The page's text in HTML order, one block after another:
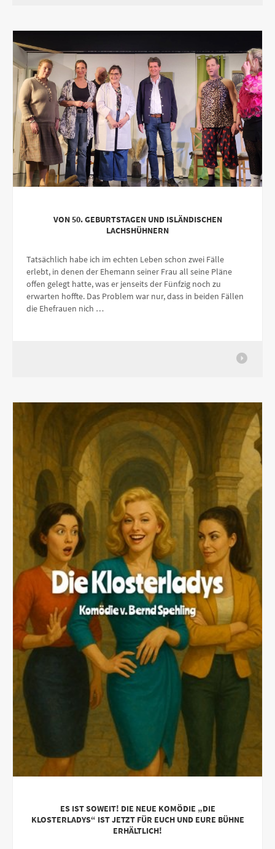
VON 50. GEBURTSTAGEN UND ISLÄNDISCHEN
LACHSHÜHNERN
Tatsächlich habe ich im echten Leben schon zwei Fälle
erlebt, in denen der Ehemann seiner Frau all seine Pläne
offen gelegt hatte, was er jenseits der Fünfzig noch zu
erwarten hoffte. Das Problem war nur, dass in beiden Fällen
die Ehefrauen nich …
ES IST SOWEIT! DIE NEUE KOMÖDIE „DIE
KLOSTERLADYS“ IST JETZT FÜR EUCH UND EURE BÜHNE
ERHÄLTLICH!